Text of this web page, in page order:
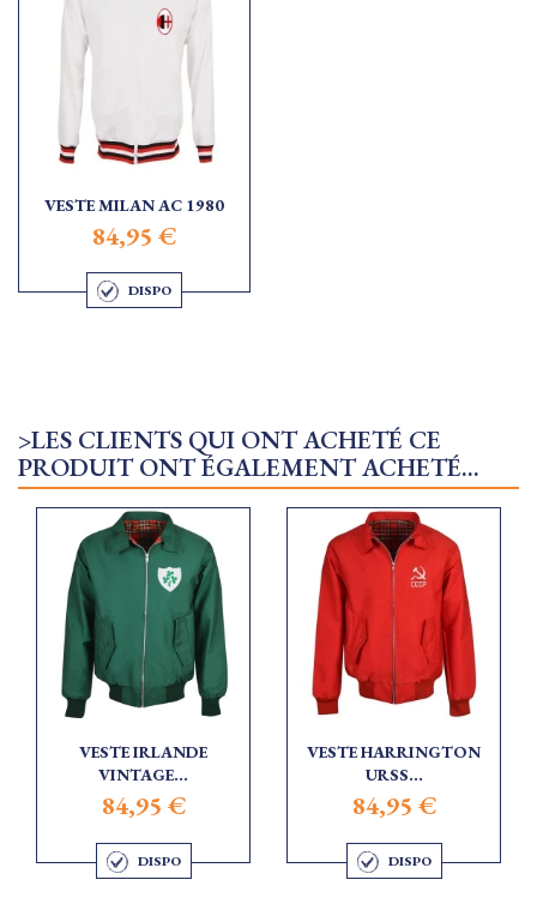
VESTE MILAN AC 1980
84,95 €
DISPO
>LES CLIENTS QUI ONT ACHETÉ CE
PRODUIT ONT ÉGALEMENT ACHETÉ...
VESTE IRLANDE
VINTAGE...
84,95 €
DISPO
VESTE HARRINGTON
URSS...
84,95 €
DISPO